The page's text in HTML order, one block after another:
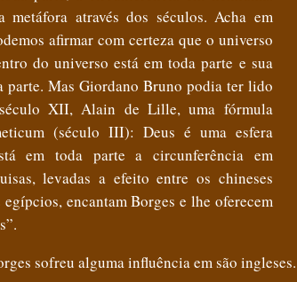
metáfora através dos séculos. Acha em
afirmar com certeza que o universo
do universo está em toda parte e sua
parte. Mas Giordano Bruno podia ter lido
XII, Alain de Lille, uma fórmula
(século III): Deus é uma esfera
em toda parte a circunferência em
levadas a efeito entre os chineses
encantam Borges e lhe oferecem
sofreu alguma influência emsão ingleses.